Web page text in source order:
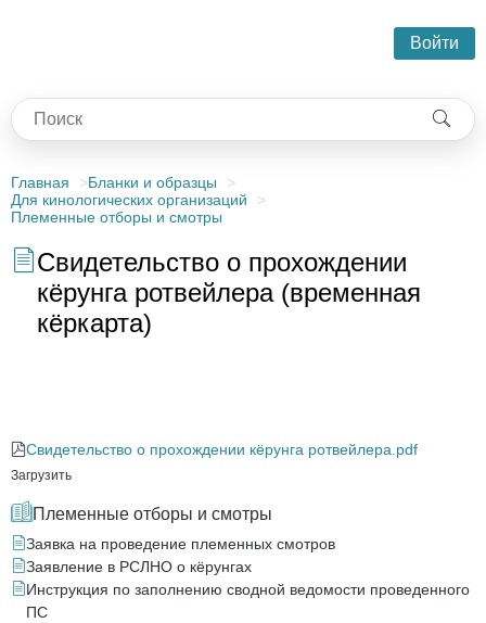
Войти
Главная
Бланки и образцы
Для кинологических организаций
Племенные отборы и смотры
Свидетельство о прохождении
кёрунга ротвейлера (временная
кёркарта)
Свидетельство о прохождении кёрунга ротвейлера.pdf
Загрузить
Племенные отборы и смотры
Заявка на проведение племенных смотров
Заявление в РСЛНО о кёрунгах
Инструкция по заполнению сводной ведомости проведенного
ПС